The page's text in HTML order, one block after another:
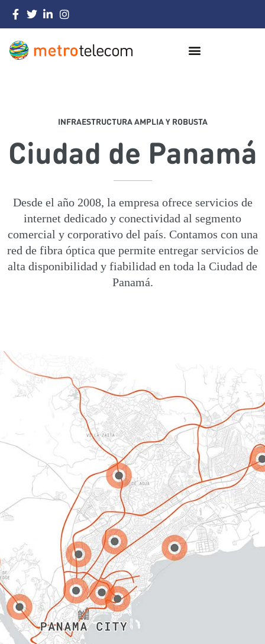
INFRAESTRUCTURA AMPLIA Y ROBUSTA
Ciudad de Panamá
Desde el año 2008, la empresa ofrece servicios de
internet dedicado y conectividad al segmento
comercial y corporativo del país. Contamos con una
red de fibra óptica que permite entregar servicios de
alta disponibilidad y fiabilidad en toda la Ciudad de
Panamá.